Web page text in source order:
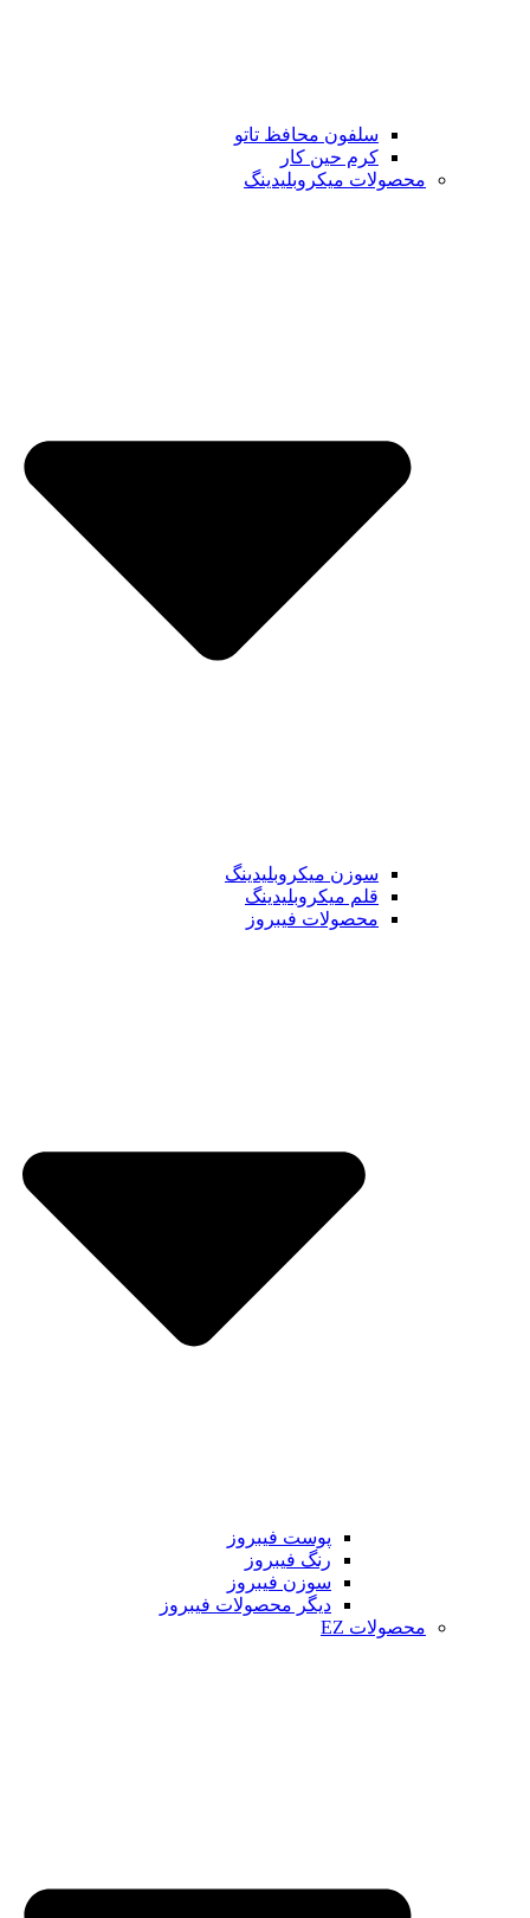
سلفون محافظ تاتو
کرم حین کار
محصولات میکروبلیدینگ
سوزن میکروبلیدینگ
قلم میکروبلیدینگ
محصولات فیبروز
پوست فیبروز
رنگ فیبروز
سوزن فیبروز
دیگر محصولات فیبروز
محصولات EZ